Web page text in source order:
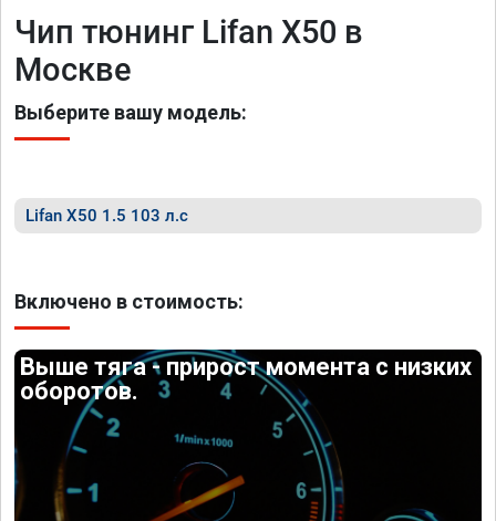
Чип тюнинг Lifan X50 в
Москве
Выберите вашу модель:
Lifan X50 1.5 103 л.с
Включено в стоимость:
Выше тяга - прирост момента с низких
оборотов.